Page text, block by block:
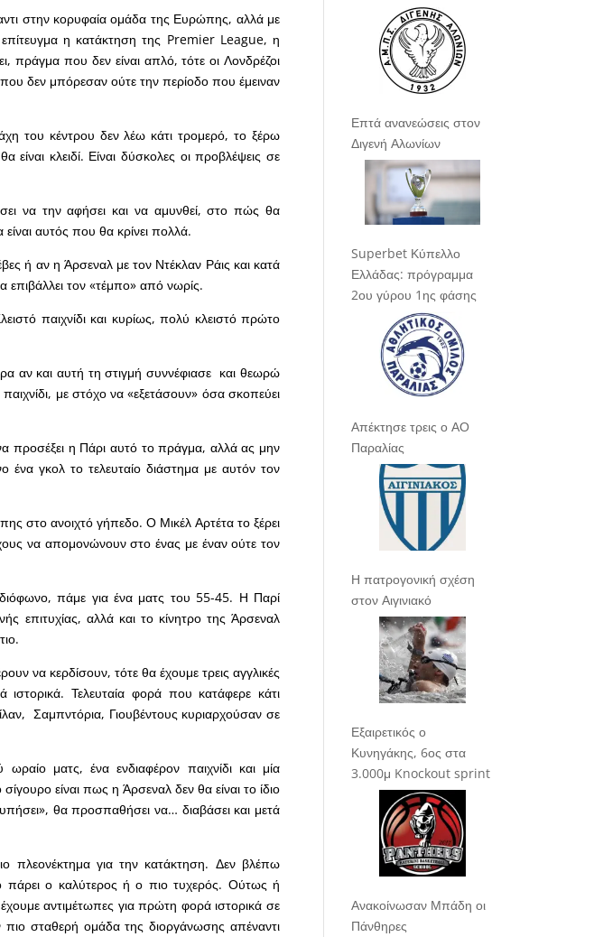
στην κορυφαία ομάδα της Ευρώπης, αλλά με
η κατάκτηση της Premier League, η
πράγμα που δεν είναι απλό, τότε οι Λονδρέζοι
δεν μπόρεσαν ούτε την περίοδο που έμειναν
του κέντρου δεν λέω κάτι τρομερό, το ξέρω
κλειδί. Είναι δύσκολες οι προβλέψεις σε
να την αφήσει και να αμυνθεί, στο πώς θα
αυτός που θα κρίνει πολλά.
ή αν η Άρσεναλ με τον Ντέκλαν Ράις και κατά
τον «τέμπο» από νωρίς.
παιχνίδι και κυρίως, πολύ κλειστό πρώτο
αν και αυτή τη στιγμή συννέφιασε και θεωρώ
με στόχο να «εξετάσουν» όσα σκοπεύει
προσέξει η Πάρι αυτό το πράγμα, αλλά ας μην
ένα γκολ το τελευταίο διάστημα με αυτόν τον
στο ανοιχτό γήπεδο. Ο Μικέλ Αρτέτα το ξέρει
να απομονώνουν στο ένας με έναν ούτε τον
πάμε για ένα ματς του 55-45. Η Παρί
επιτυχίας, αλλά και το κίνητρο της Άρσεναλ
να κερδίσουν, τότε θα έχουμε τρεις αγγλικές
Τελευταία φορά που κατάφερε κάτι
Σαμπντόρια, Γιουβέντους κυριαρχούσαν σε
ματς, ένα ενδιαφέρον παιχνίδι και μία
είναι πως η Άρσεναλ δεν θα είναι το ίδιο
θα προσπαθήσει να… διαβάσει και μετά
πλεονέκτημα για την κατάκτηση. Δεν βλέπω
ο καλύτερος ή ο πιο τυχερός. Ούτως ή
αντιμέτωπες για πρώτη φορά ιστορικά σε
σταθερή ομάδα της διοργάνωσης απέναντι
Επτά ανανεώσεις στον
Διγενή Αλωνίων
Superbet Κύπελλο
Ελλάδας: πρόγραμμα
2ου γύρου 1ης φάσης
Απέκτησε τρεις ο ΑΟ
Παραλίας
Η πατρογονική σχέση
στον Αιγινιακό
Εξαιρετικός ο
Κυνηγάκης, 6ος στα
3.000μ Knockout sprint
Ανακοίνωσαν Μπάδη οι
Πάνθηρες